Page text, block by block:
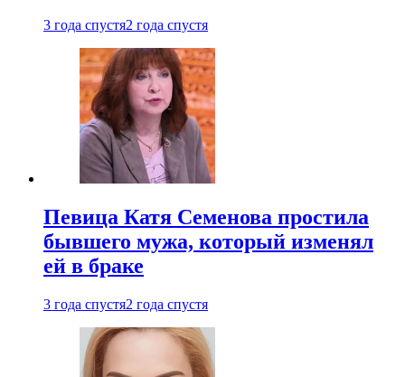
3 года спустя2 года спустя
Певица Катя Семенова простила
бывшего мужа, который изменял
ей в браке
3 года спустя2 года спустя